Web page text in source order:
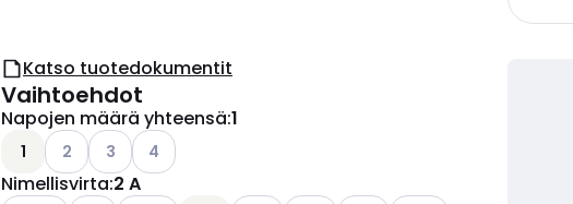
Katso tuotedokumentit
Vaihtoehdot
Napojen määrä yhteensä:1
1 Katso käytettävissä olevat vaihtoehdot
2 Katso käytettävissä olevat vaihtoehdot
3 Katso käytettävissä olevat vaihtoehdot
4
Nimellisvirta:2 A